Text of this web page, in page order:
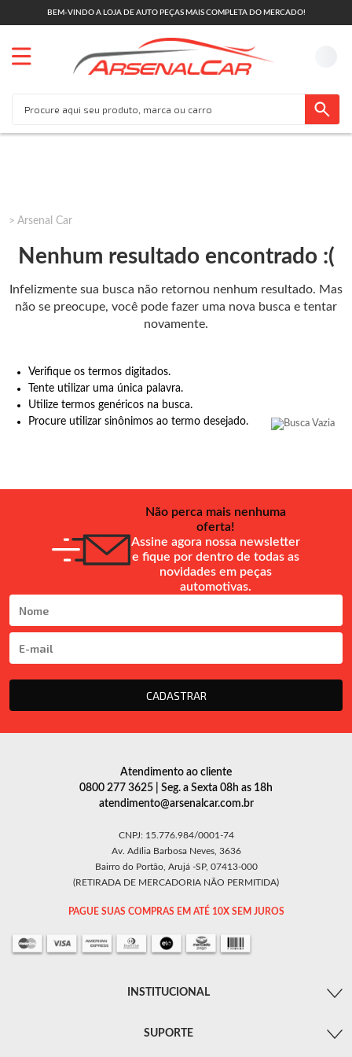
BEM-VINDO A LOJA DE AUTO PEÇAS MAIS COMPLETA DO MERCADO!
Arsenal Car
Nenhum resultado encontrado :(
Infelizmente sua busca não retornou nenhum resultado. Mas
não se preocupe, você pode fazer uma nova busca e tentar
novamente.
Verifique os termos digitados.
Tente utilizar uma única palavra.
Utilize termos genéricos na busca.
Procure utilizar sinônimos ao termo desejado.
Não perca mais nenhuma
oferta!
Assine agora nossa newsletter
e fique por dentro de todas as
novidades em peças
automotivas.
CADASTRAR
Atendimento ao cliente
0800 277 3625 | Seg. a Sexta 08h as 18h
atendimento@arsenalcar.com.br
CNPJ: 15.776.984/0001-74
Av. Adília Barbosa Neves, 3636
Bairro do Portão, Arujá -SP, 07413-000
(RETIRADA DE MERCADORIA NÃO PERMITIDA)
PAGUE SUAS COMPRAS EM ATÉ 10X SEM JUROS
INSTITUCIONAL
SUPORTE